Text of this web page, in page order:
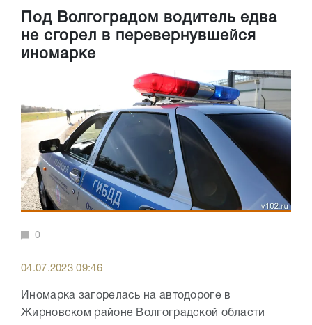
Под Волгоградом водитель едва
не сгорел в перевернувшейся
иномарке
0
04.07.2023 09:46
Иномарка загорелась на автодороге в
Жирновском районе Волгоградской области